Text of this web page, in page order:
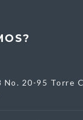
No. 20-95 Torre